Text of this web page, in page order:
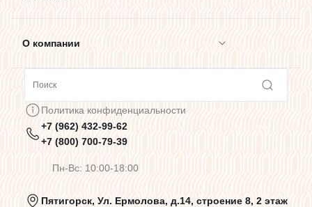
О компании
Предупреждения о цветопередаче
Политика конфиденциальности
Политика конфиденциальности
+7 (962) 432-99-62
+7 (800) 700-79-39
Пн-Вс: 10:00-18:00
Пятигорск, Ул. Ермолова, д.14, строение 8, 2 этаж